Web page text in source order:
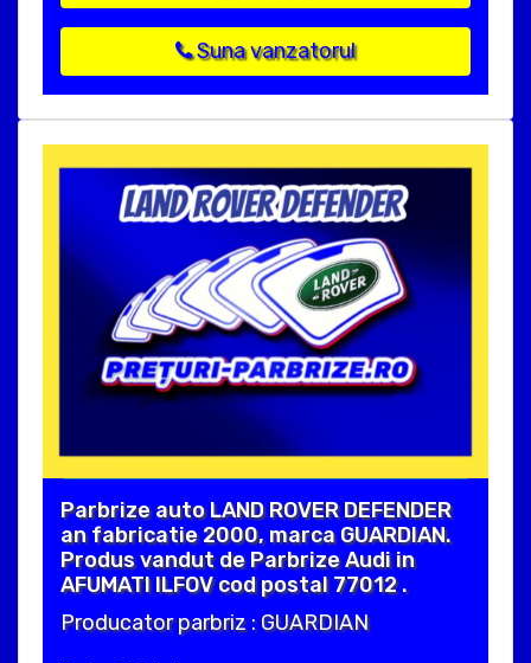
Suna vanzatorul
Parbrize auto LAND ROVER DEFENDER
an fabricatie 2000, marca GUARDIAN.
Produs vandut de Parbrize Audi in
AFUMATI ILFOV cod postal 77012 .
Producator parbriz : GUARDIAN